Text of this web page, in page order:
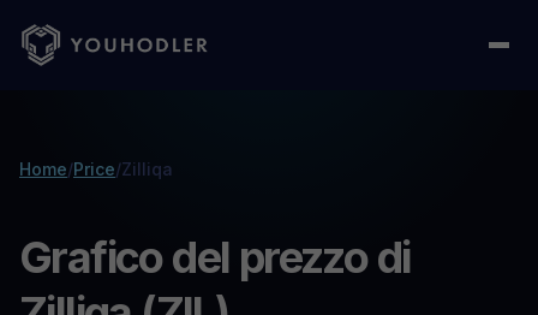
Home/Price/Zilliqa
Grafico del prezzo di